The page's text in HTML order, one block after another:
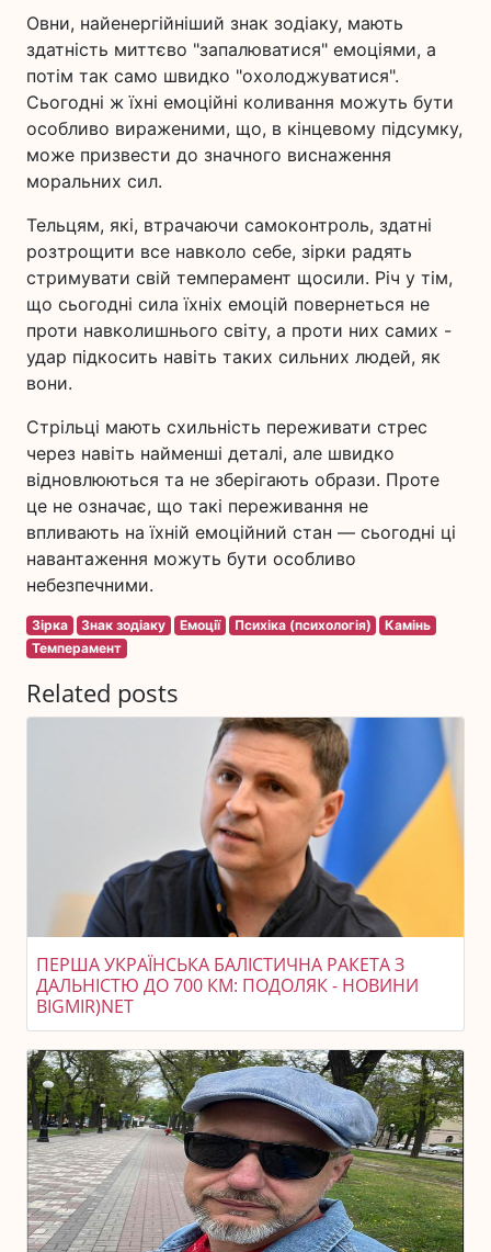
Овни, найенергійніший знак зодіаку, мають
здатність миттєво "запалюватися" емоціями, а
потім так само швидко "охолоджуватися".
Сьогодні ж їхні емоційні коливання можуть бути
особливо вираженими, що, в кінцевому підсумку,
може призвести до значного виснаження
моральних сил.
Тельцям, які, втрачаючи самоконтроль, здатні
розтрощити все навколо себе, зірки радять
стримувати свій темперамент щосили. Річ у тім,
що сьогодні сила їхніх емоцій повернеться не
проти навколишнього світу, а проти них самих -
удар підкосить навіть таких сильних людей, як
вони.
Стрільці мають схильність переживати стрес
через навіть найменші деталі, але швидко
відновлюються та не зберігають образи. Проте
це не означає, що такі переживання не
впливають на їхній емоційний стан — сьогодні ці
навантаження можуть бути особливо
небезпечними.
Зірка Знак зодіаку Емоції Психіка (психологія)
Камінь
Темперамент
Related posts
ПЕРША УКРАЇНСЬКА БАЛІСТИЧНА РАКЕТА З
ДАЛЬНІСТЮ ДО 700 КМ: ПОДОЛЯК - НОВИНИ
BIGMIR)NET